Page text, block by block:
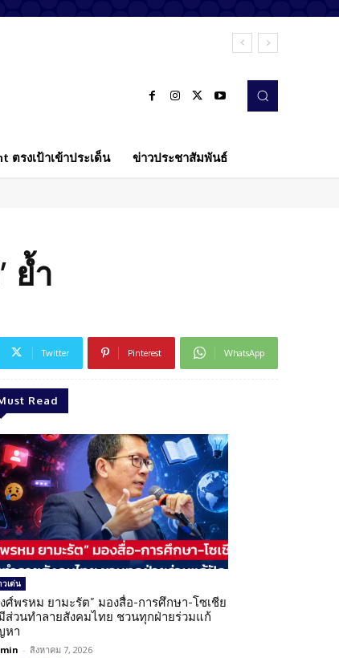
ตรงเป้าเข้าประเด็น ข่าวประชาสัมพันธ์
ย้ำ
Twitter Pinterest WhatsApp
Read
เด่น
ศ์พรหม ยามะรัต” มองสื่อ-การศึกษา-โซเชีย
ส่วนทำลายสังคมไทย ชวนทุกฝ่ายร่วมแก้
หา
- สิงหาคม 7, 2026